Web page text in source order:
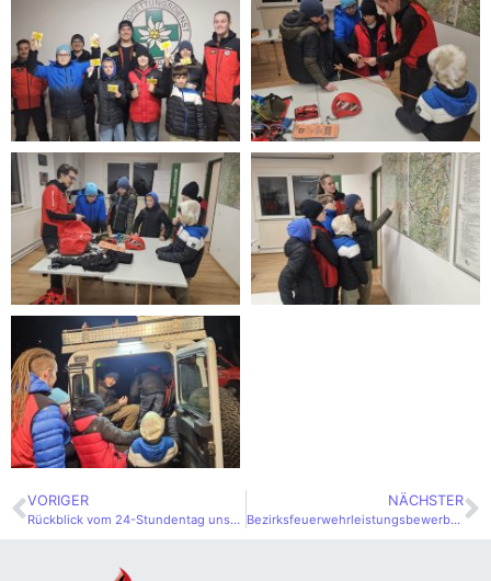
VORIGER
Rückblick vom 24-Stundentag unserer Feuerwehrjugend.
NÄCHSTER
Bezirksfeuerwehrleistungsbewerbe in Achau